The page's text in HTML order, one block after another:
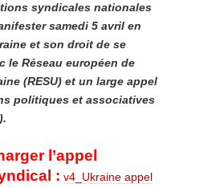
syndicales nationales
samedi 5 avril en
et son droit de se
le Réseau européen de
(RESU) et un large appel
politiques et associatives
l’appel
: v4_Ukraine appel